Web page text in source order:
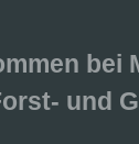
bei
und